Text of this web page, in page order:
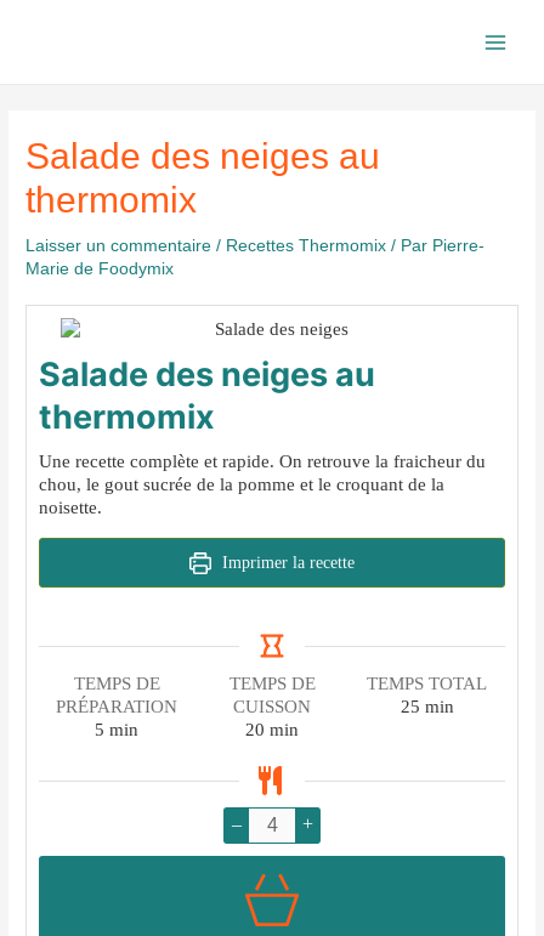
Salade des neiges au
thermomix
Laisser un commentaire / Recettes Thermomix / Par Pierre-
Marie de Foodymix
Salade des neiges au
thermomix
Une recette complète et rapide. On retrouve la fraicheur du
chou, le gout sucrée de la pomme et le croquant de la
noisette.
Imprimer la recette
TEMPS DE
PRÉPARATION
5 minutes
min
TEMPS DE
CUISSON
20 minutes
min
TEMPS TOTAL
25minutes
min
– +